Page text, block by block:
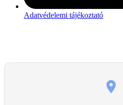
Adatvédelemi tájékoztató